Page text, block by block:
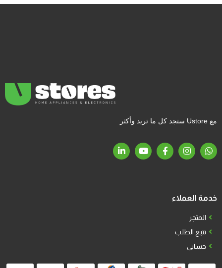
مع Ustore ستجد كل ما تريد وأكثر
خدمة العملاء
المتجر
تتبع الطلب
حسابي